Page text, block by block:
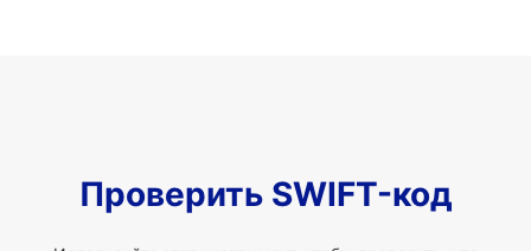
Проверить SWIFT-код